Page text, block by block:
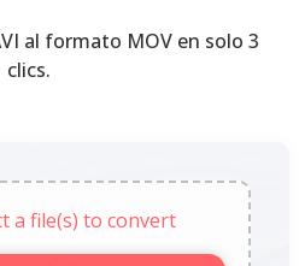
al formato MOV en solo 3
clics.
a file(s) to convert